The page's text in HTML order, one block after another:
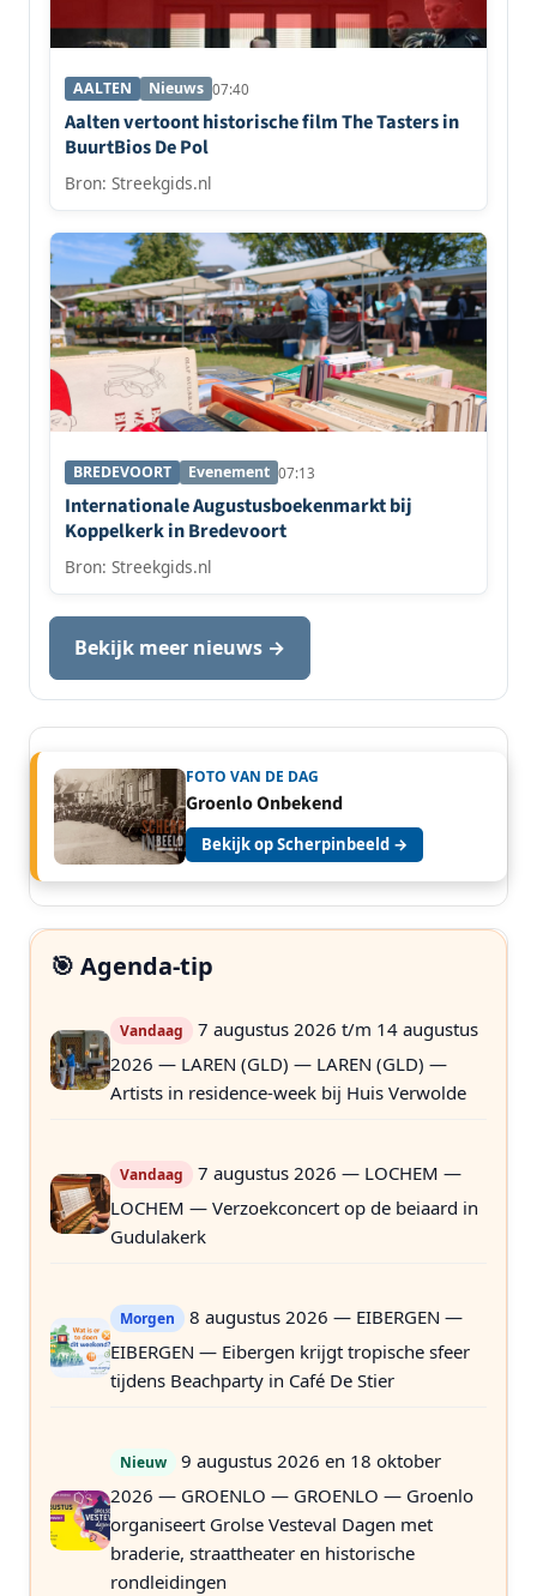
AALTEN Nieuws 07:40
Aalten vertoont historische film The Tasters in
BuurtBios De Pol
Bron: Streekgids.nl
BREDEVOORT Evenement 07:13
Internationale Augustusboekenmarkt bij
Koppelkerk in Bredevoort
Bron: Streekgids.nl
Bekijk meer nieuws →
FOTO VAN DE DAG
Groenlo Onbekend
Bekijk op Scherpinbeeld →
🎯 Agenda-tip
Vandaag
7 augustus 2026 t/m 14 augustus
2026 — LAREN (GLD) — LAREN (GLD) —
Artists in residence-week bij Huis Verwolde
Vandaag
7 augustus 2026 — LOCHEM —
LOCHEM — Verzoekconcert op de beiaard in
Gudulakerk
Morgen
8 augustus 2026 — EIBERGEN —
EIBERGEN — Eibergen krijgt tropische sfeer
tijdens Beachparty in Café De Stier
Nieuw
9 augustus 2026 en 18 oktober
2026 — GROENLO — GROENLO — Groenlo
organiseert Grolse Vesteval Dagen met
braderie, straattheater en historische
rondleidingen